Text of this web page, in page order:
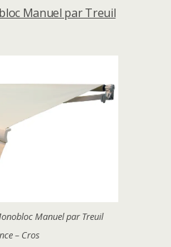
Manuel par Treuil
Manuel par Treuil
– Cros